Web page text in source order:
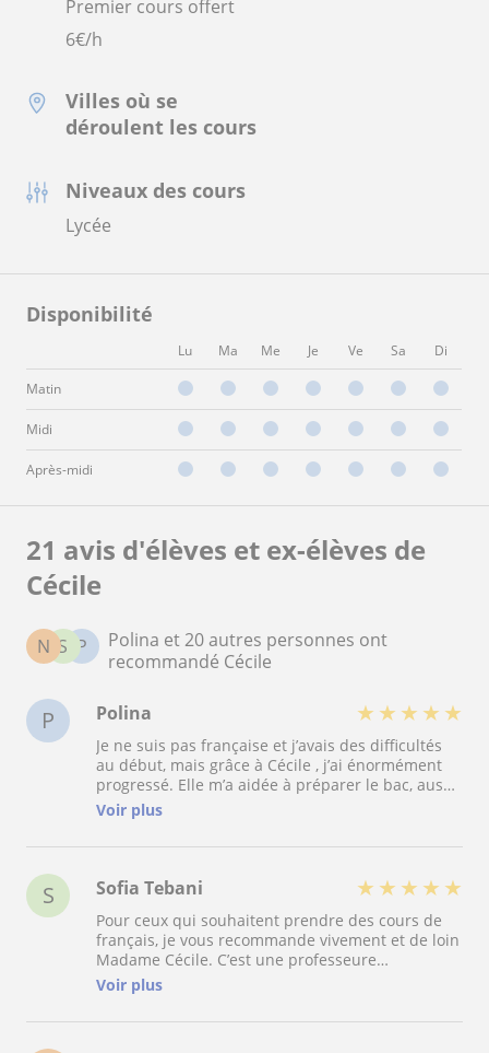
Premier cours offert
6€/h
Villes où se
déroulent les cours
Niveaux des cours
Lycée
Disponibilité
Lu Ma Me Je Ve Sa Di
Matin
Midi
Après-midi
21 avis d'élèves et ex-élèves de
Cécile
P
S
N
Polina et 20 autres personnes ont
recommandé Cécile
P Polina ★ ★ ★ ★ ★
Je ne suis pas française et j’avais des difficultés
au début, mais grâce à Cécile , j’ai énormément
progressé. Elle m’a aidée à préparer le bac, aussi
bien à l’écrit qu’à l’oral, toujours avec patience,
clarté et bienveillance. J'ai obtenu 14 à l’écrit et
20 à l’oral! Je la recommande vraiment à tous les
préparer le bac :)
Voir plus
S Sofia Tebani ★ ★ ★ ★ ★
Pour ceux qui souhaitent prendre des cours de
français, je vous recommande vivement et de loin
Madame Cécile. C’est une professeure
exceptionnelle, celle qui m’a marquée à vie. Elle
va droit au but, est orientée résultats, attentive
au bien-être de l’élève, pédagogue, très organisée
Voir plus